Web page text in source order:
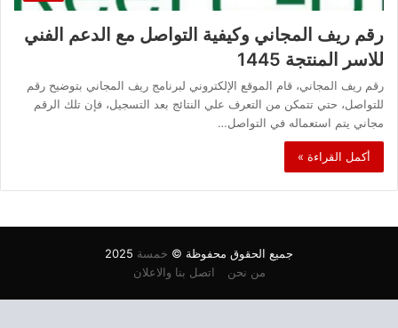
رقم ريف المجاني وكيفية التواصل مع الدعم الفني
للاسر المنتجة 1445
رقم ريف المجاني، قام الموقع الإلكتروني لبرنامج ريف المجاني بتوضيح رقم
للتواصل، حتي تتمكن من التعرف علي النتائج بعد التسجيل، فإن تلك الرقم
مجاني يتم استعماله في التواصل…
أكمل القراءة »
جميع الحقوق محفوظة © خمسة
من نحن
اتصل بنا والاعلان